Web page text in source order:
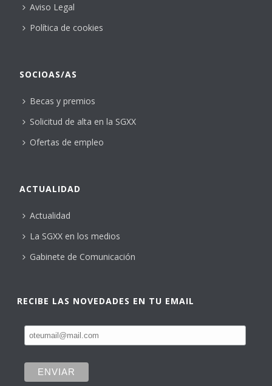
Aviso Legal
Política de cookies
SOCIOAS/AS
Becas y premios
Solicitud de alta en la SGXX
Ofertas de empleo
ACTUALIDAD
Actualidad
La SGXX en los medios
Gabinete de Comunicación
RECIBE LAS NOVEDADES EN TU EMAIL